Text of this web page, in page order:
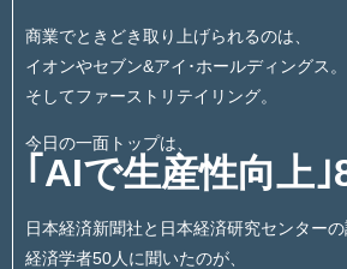
商業でときどき取り上げられるのは、
イオンやセブン&アイ･ホールディングス。
そしてファーストリテイリング。
今日の一面トップは、
｢AIで生産性向上｣
日本経済新聞社と日本経済研究センターの
経済学者50人に聞いたのが、